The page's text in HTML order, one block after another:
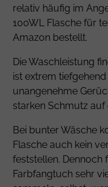
relativ häufig im
100WL Flasche für
Amazon bestellt.
Die Waschleistung
ist extrem
unangenehme
starken Schmutz auf
Bei bunter Wäsche
Flasche auch kein
feststellen. Dennoch
Farbfangtuch sehr